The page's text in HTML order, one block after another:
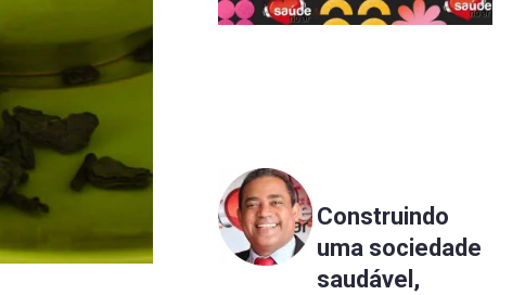
Construindo
uma sociedade
saudável,